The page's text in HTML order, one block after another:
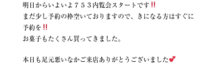
明日からいよいよ７５３内覧会スタートです
まだ少し予約の枠空いておりますので、きになる方はすぐに
予約を
お菓子もたくさん買ってきました。
本日も足元悪いなかご来店ありがとうございました